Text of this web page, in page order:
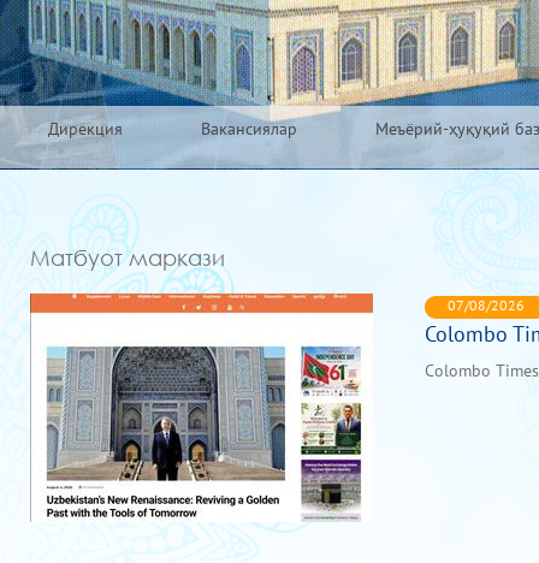
Дирекция Вакансиялар Меъёрий-ҳуқуқий
Матбуот маркази
07/08/2026
Colombo
Colombo